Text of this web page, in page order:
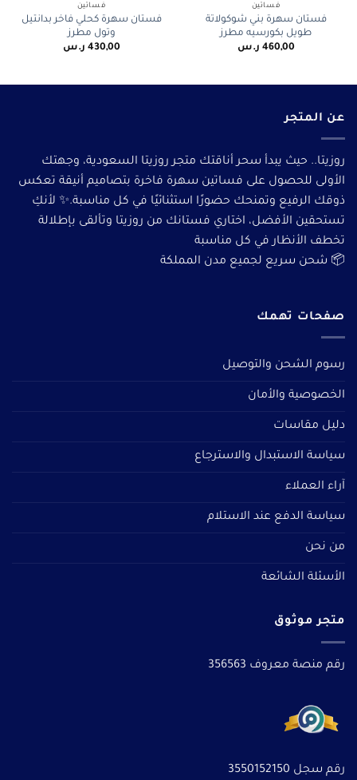
فساتين
فستان سهرة بني شوكولاتة
طويل بكورسيه مطرز
460,00 ر.س
فساتين
فستان سهرة كحلي فاخر بدانتيل
وتول مطرز
430,00 ر.س
عن المتجر
روزيتا.. حيث يبدأ سحر أناقتك متجر روزيتا السعودية، وجهتك
الأولى للحصول على فساتين سهرة فاخرة بتصاميم أنيقة تعكس
ذوقك الرفيع وتمنحك حضورًا استثنائيًا في كل مناسبة.✨ لأنكِ
تستحقين الأفضل، اختاري فستانك من روزيتا وتألقى بإطلالة
تخطف الأنظار في كل مناسبة
📦 شحن سريع لجميع مدن المملكة
صفحات تهمك
رسوم الشحن والتوصيل
الخصوصية والأمان
دليل مقاسات
سياسة الاستبدال والاسترجاع
آراء العملاء
سياسة الدفع عند الاستلام
من نحن
الأسئلة الشائعة
متجر موثوق
رقم منصة معروف 356563
رقم سجل 3550152150